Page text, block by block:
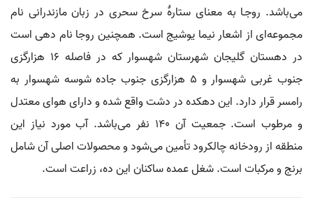
می‌باشد. روجـا به معنای ستارهٔ سرخ سحری در زبان مازندرانی نام
مجموعه‌ای از اشعار نیما یوشیج است. همچنین روجا نام دهی است
در دهستان گلیجان شهرستان شهسوار که در فاصله 16 هزارگزی
جنوب غربی شهسوار و 5 هزارگزی جنوب جاده شوسه شهسوار به
رامسر قرار دارد. این دهکده در دشت واقع شده و دارای هوای معتدل
و مرطوب است. جمعیت آن 140 نفر می‌باشد. آب مورد نیاز این
منطقه از رودخانه چالکرود تأمین می‌شود و محصولات اصلی آن شامل
برنج و مرکبات است. شغل عمده ساکنان این ده، زراعت است.